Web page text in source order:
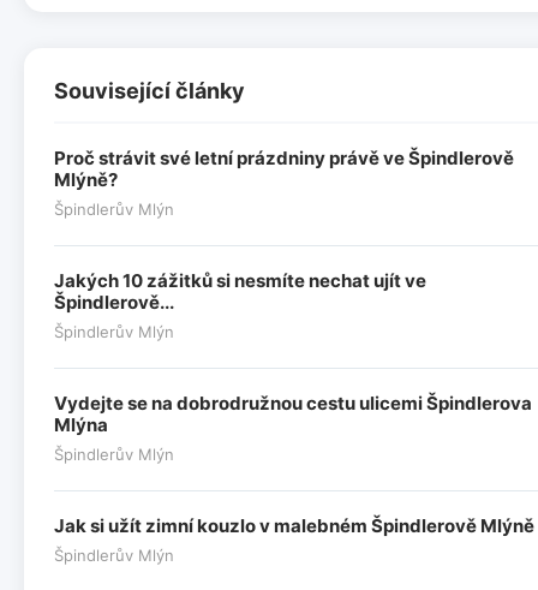
Související články
Proč strávit své letní prázdniny právě ve Špindlerově
Mlýně?
Špindlerův Mlýn
Jakých 10 zážitků si nesmíte nechat ujít ve
Špindlerově...
Špindlerův Mlýn
Vydejte se na dobrodružnou cestu ulicemi Špindlerova
Mlýna
Špindlerův Mlýn
Jak si užít zimní kouzlo v malebném Špindlerově Mlýně
Špindlerův Mlýn